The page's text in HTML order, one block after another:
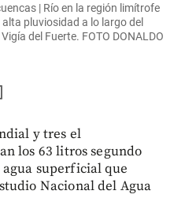
| Río en la región limítrofe
pluviosidad a lo largo del
del Fuerte. FOTO DONALDO
y tres el
los 63 litros segundo
superficial que
Nacional del Agua